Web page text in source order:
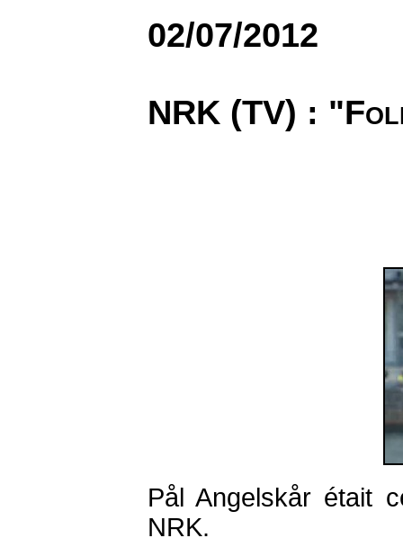
02/07/2012
NRK (TV) :
Pål Angelskår était
NRK.